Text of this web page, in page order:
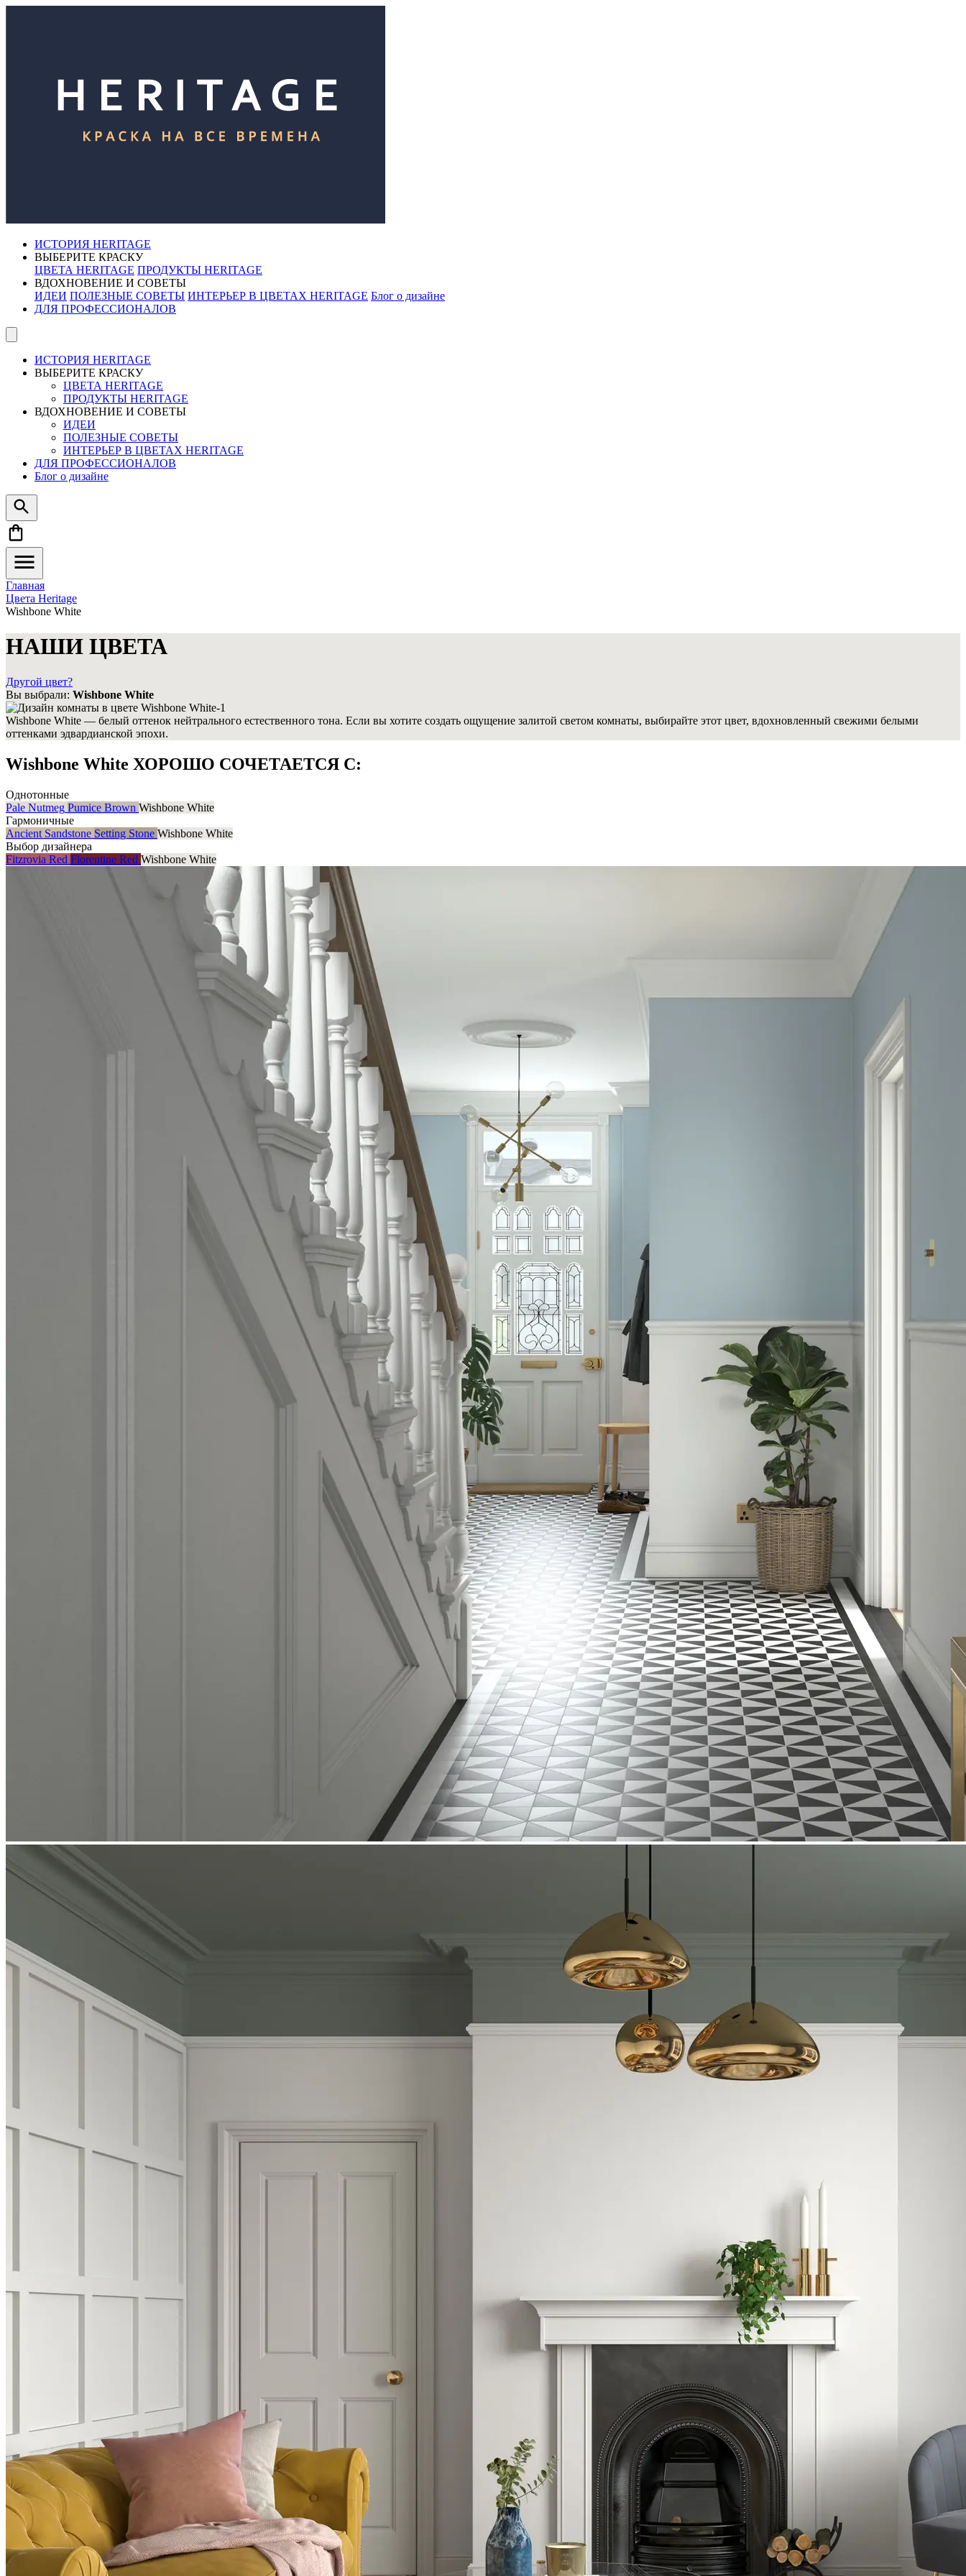
ИСТОРИЯ HERITAGE
ВЫБЕРИТЕ КРАСКУ
ЦВЕТА HERITAGE ПРОДУКТЫ HERITAGE
ВДОХНОВЕНИЕ И СОВЕТЫ
ИДЕИ ПОЛЕЗНЫЕ СОВЕТЫ ИНТЕРЬЕР В ЦВЕТАХ HERITAGE Блог о дизайне
ДЛЯ ПРОФЕССИОНАЛОВ
ИСТОРИЯ HERITAGE
ВЫБЕРИТЕ КРАСКУ
ЦВЕТА HERITAGE
ПРОДУКТЫ HERITAGE
ВДОХНОВЕНИЕ И СОВЕТЫ
ИДЕИ
ПОЛЕЗНЫЕ СОВЕТЫ
ИНТЕРЬЕР В ЦВЕТАХ HERITAGE
ДЛЯ ПРОФЕССИОНАЛОВ
Блог о дизайне
Главная
Цвета Heritage
Wishbone White
НАШИ ЦВЕТА
Другой цвет?
Вы выбрали: Wishbone White
Wishbone White — белый оттенок нейтрального естественного тона. Если вы хотите создать ощущение залитой светом комнаты, выбирайте этот цвет, вдохновленный свежими белыми
оттенками эдвардианской эпохи.
Wishbone White ХОРОШО СОЧЕТАЕТСЯ С:
Однотонные
Pale Nutmeg Pumice Brown Wishbone White
Гармоничные
Ancient Sandstone Setting Stone Wishbone White
Выбор дизайнера
Fitzrovia Red Florentine Red Wishbone White